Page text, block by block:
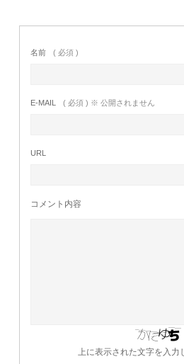
名前 ( 必須 )
E-MAIL ( 必須 ) ※ 公開されません
URL
コメント内容
上に表示された文字を入力